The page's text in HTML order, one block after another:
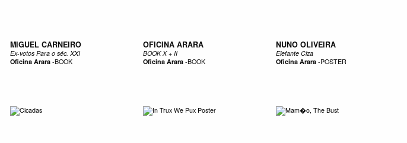
MIGUEL CARNEIRO
Ex-votos Para o séc. XXI
Oficina Arara-BOOK
OFICINA ARARA
BOOK X + II
Oficina Arara-BOOK
NUNO OLIVEIRA
Elefante Ciza
Oficina Arara-POSTER